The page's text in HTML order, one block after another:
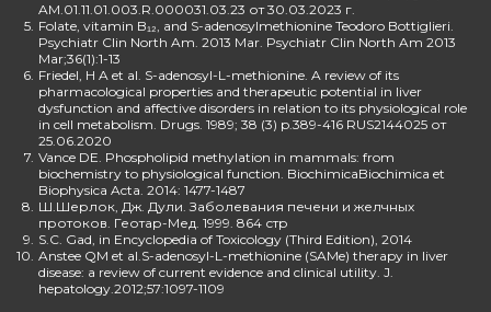
AM.01.11.01.003.R.000031.03.23 от 30.03.2023 г.
5. Folate, vitamin B₁₂, and S-adenosylmethionine Teodoro Bottiglieri.
Psychiatr Clin North Am. 2013 Mar. Psychiatr Clin North Am 2013
Mar;36(1):1-13
6. Friedel, H A et al. S-adenosyl-L-methionine. A review of its
pharmacological properties and therapeutic potential in liver
dysfunction and affective disorders in relation to its physiological role
in cell metabolism. Drugs. 1989; 38 (3) p.389-416 RUS2144025 от
25.06.2020
7. Vance DE. Phospholipid methylation in mammals: from
biochemistry to physiological function. BiochimicaBiochimica et
Biophysica Acta. 2014: 1477-1487
8. Ш.Шерлок, Дж. Дули. Заболевания печени и желчных
протоков. Геотар-Мед. 1999. 864 стр
9. S.C. Gad, in Encyclopedia of Toxicology (Third Edition), 2014
10. Anstee QM et al.S-adenosyl-L-methionine (SAMe) therapy in liver
disease: a review of current evidence and clinical utility. J.
hepatology.2012;57:1097-1109